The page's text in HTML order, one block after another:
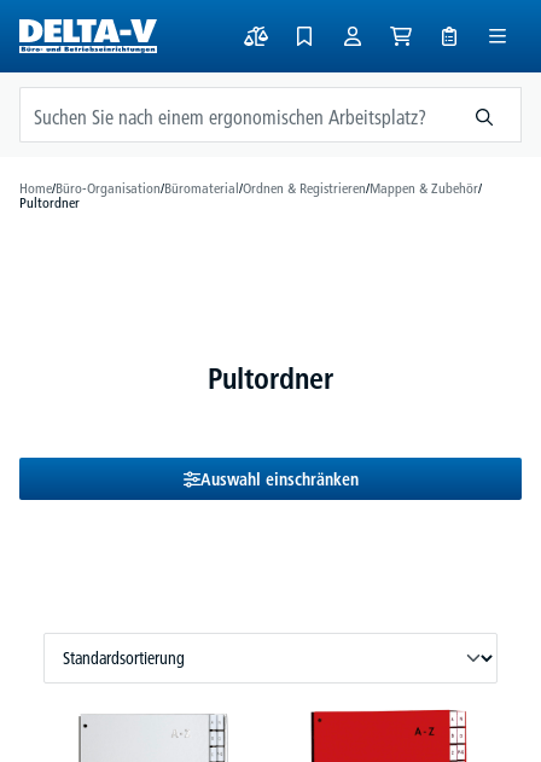
springen
Home/Büro-Organisation/Büromaterial/Ordnen & Registrieren/Mappen & Zubehör/
Pultordner
Pultordner
Auswahl einschränken